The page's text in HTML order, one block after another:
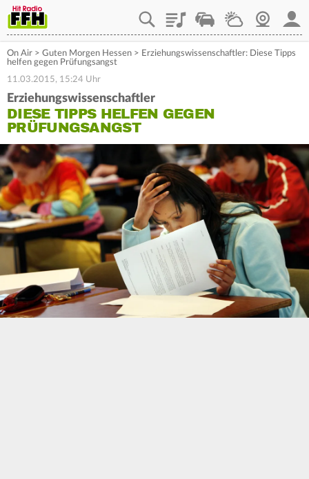
PlaylistStaupilotWetterWebcam
On Air > Guten Morgen Hessen > Erziehungswissenschaftler: Diese Tipps
helfen gegen Prüfungsangst
11.03.2015, 15:24 Uhr
Erziehungswissenschaftler
DIESE TIPPS HELFEN GEGEN
PRÜFUNGSANGST